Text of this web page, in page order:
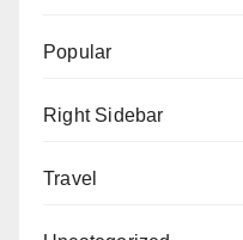
Popular
Right Sidebar
Travel